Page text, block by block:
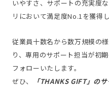
いやすさ、サポートの充実度
リにおいて満足度No.1を獲得し
従業員十数名から数万規模の
り、専用のサポート担当が初
フォローいたします。
ぜひ、
「THANKS GIFT」の